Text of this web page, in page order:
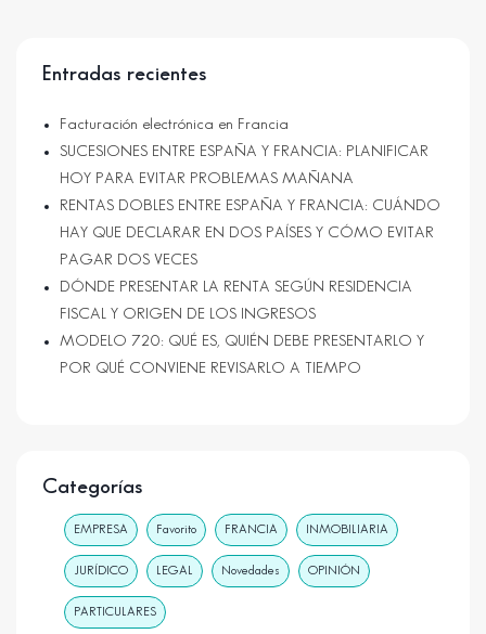
Entradas recientes
Facturación electrónica en Francia
SUCESIONES ENTRE ESPAÑA Y FRANCIA: PLANIFICAR
HOY PARA EVITAR PROBLEMAS MAÑANA
RENTAS DOBLES ENTRE ESPAÑA Y FRANCIA: CUÁNDO
HAY QUE DECLARAR EN DOS PAÍSES Y CÓMO EVITAR
PAGAR DOS VECES
DÓNDE PRESENTAR LA RENTA SEGÚN RESIDENCIA
FISCAL Y ORIGEN DE LOS INGRESOS
MODELO 720: QUÉ ES, QUIÉN DEBE PRESENTARLO Y
POR QUÉ CONVIENE REVISARLO A TIEMPO
Categorías
EMPRESA Favorito FRANCIA INMOBILIARIA
JURÍDICO LEGAL Novedades OPINIÓN
PARTICULARES